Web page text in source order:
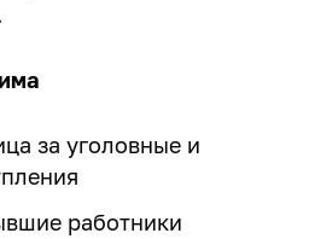
за уголовные и
работники